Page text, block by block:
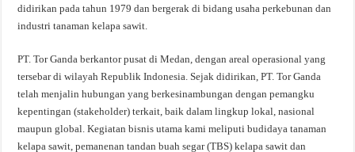
didirikan pada tahun 1979 dan bergerak di bidang usaha perkebunan dan
industri tanaman kelapa sawit.
PT. Tor Ganda berkantor pusat di Medan, dengan areal operasional yang
tersebar di wilayah Republik Indonesia. Sejak didirikan, PT. Tor Ganda
telah menjalin hubungan yang berkesinambungan dengan pemangku
kepentingan (stakeholder) terkait, baik dalam lingkup lokal, nasional
maupun global. Kegiatan bisnis utama kami meliputi budidaya tanaman
kelapa sawit, pemanenan tandan buah segar (TBS) kelapa sawit dan